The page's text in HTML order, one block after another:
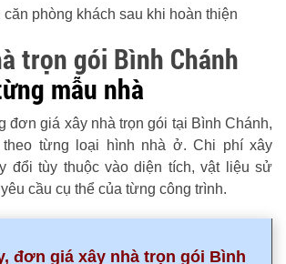
căn phòng khách sau khi hoàn thiện
trọn gói Bình Chánh
mẫu nhà
đơn giá xây nhà trọn gói tại Bình Chánh,
từng loại hình nhà ở. Chi phí xây
đổi tùy thuộc vào diện tích, vật liệu sử
cầu cụ thể của từng công trình.
đơn giá xây nhà trọn gói Bình